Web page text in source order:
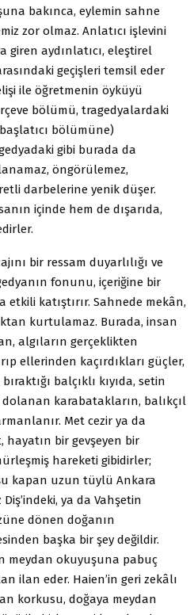
bakınca, eylemin sahne
zor olmaz. Anlatıcı işlevini
giren aydınlatıcı, eleştirel
geçişleri temsil eder
ile öğretmenin öyküyü
bölümü, tragedyalardaki
bölümüne)
gibi burada da
öngörülemez,
darbelerine yenik düşer.
içinde hem de dışarıda,
bir ressam duyarlılığı ve
fonunu, içeriğine bir
katıştırır. Sahnede mekân,
kurtulamaz. Burada, insan
algıların gerçeklikten
ellerinden kaçırdıkları güçler,
balçıklı kıyıda, setin
karabatakların, balıkçıl
Met cezir ya da
hayatın bir gevşeyen bir
hareketi gibidirler;
kapan uzun tüylü Ankara
Diş’indeki, ya da Vahşetin
dönen doğanın
başka bir şey değildir.
meydan okuyuşuna pabuç
ilan eder. Haien’in geri zekâlı
korkusu, doğaya meydan